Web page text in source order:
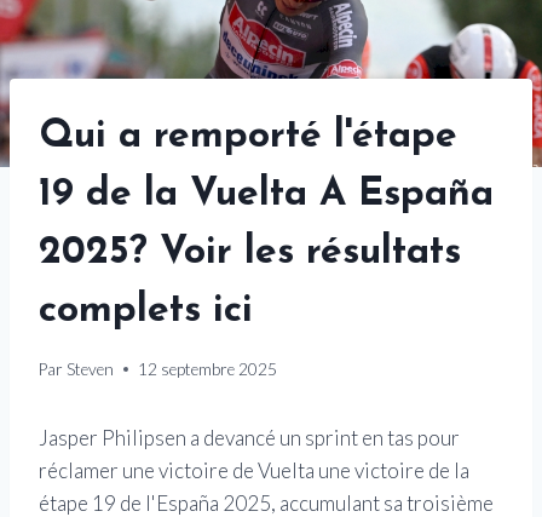
Qui a remporté l'étape
19 de la Vuelta A España
2025? Voir les résultats
complets ici
Par Steven 12 septembre 2025
Jasper Philipsen a devancé un sprint en tas pour
réclamer une victoire de Vuelta une victoire de la
étape 19 de l'España 2025, accumulant sa troisième